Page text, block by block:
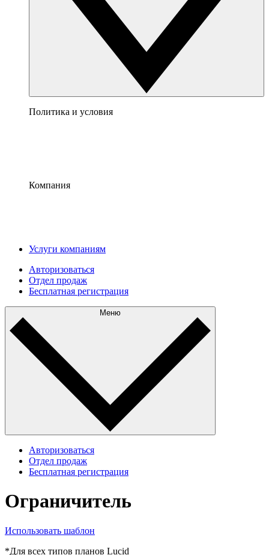
Политика и условия
Компания
Услуги компаниям
Авторизоваться
Отдел продаж
Бесплатная регистрация
Меню
Авторизоваться
Отдел продаж
Бесплатная регистрация
Ограничитель
Использовать шаблон
*Для всех типов планов Lucid